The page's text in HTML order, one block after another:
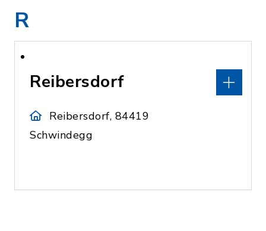
R
Reibersdorf
Reibersdorf, 84419
Schwindegg